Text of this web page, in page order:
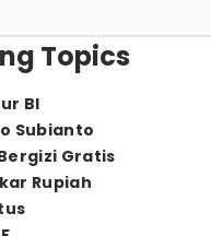
Topics
BI
Subianto
Gratis
Rupiah